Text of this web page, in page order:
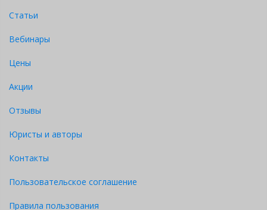
Статьи
Вебинары
Цены
Акции
Отзывы
Юристы и авторы
Контакты
Пользовательское соглашение
Правила пользования